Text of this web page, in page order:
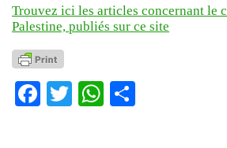
Trouvez ici les articles concernant le
Palestine, publiés sur ce site
Facebook
TwitterWhatsApp